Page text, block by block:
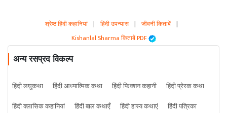
श्रेष्ठ हिंदी कहानियां | हिंदी उपन्यास | जीवनी किताबें |
Kishanlal Sharma किताबें PDF
अन्य रसप्रद विकल्प
हिंदी लघुकथा हिंदी आध्यात्मिक कथा हिंदी फिक्शन कहानी
हिंदी प्रेरक कथा
हिंदी क्लासिक कहानियां
हिंदी बाल कथाएँ हिंदी हास्य कथाएं
हिंदी पत्रिका